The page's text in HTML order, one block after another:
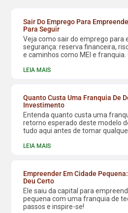
Sair Do Emprego Para
Para Seguir
Veja como sair do emprego para
segurança: reserva financeira,
e caminhos como MEI e franquia.
LEIA MAIS
Quanto Custa Uma Franquia De
Investimento
Entenda quanto custa uma
retorno esperado deste modelo
tudo aqui antes de tomar
LEIA MAIS
Empreender Em Cidade
Deu Certo
Ele saiu da capital para
pequena com uma franquia de
passos e inspire-se!